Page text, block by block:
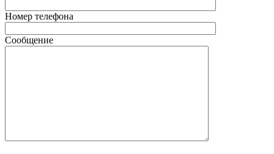
Номер телефона
Сообщение